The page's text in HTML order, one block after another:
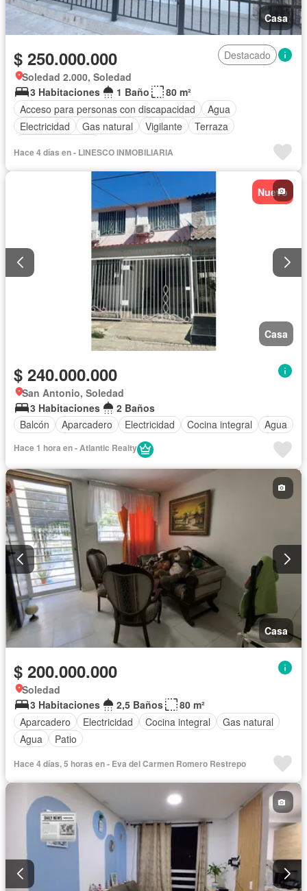
Casa
$ 250.000.000
Destacado
Soledad 2.000, Soledad
3 Habitaciones
1 Baño
80 m²
Acceso para personas con discapacidad
Agua
Electricidad
Gas natural Vigilante
Terraza
Hace 4 días en - LINESCO INMOBILIARIA
Nuevo
Casa
$ 240.000.000
San Antonio, Soledad
3 Habitaciones
2 Baños
Balcón
Aparcadero Electricidad Cocina integral Agua
Hace 1 hora en - Atlantic Realty
Casa
$ 200.000.000
Soledad
3 Habitaciones
2,5 Baños
80 m²
Aparcadero
Electricidad Cocina integral
Gas natural
Agua
Patio
Hace 4 días, 5 horas en - Eva del Carmen Romero Restrepo